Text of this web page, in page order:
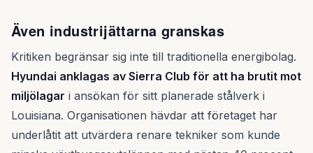
Även industrijättarna granskas
Kritiken begränsar sig inte till traditionella energibolag.
Hyundai anklagas av Sierra Club för att ha brutit mot
miljölagar i ansökan för sitt planerade stålverk i
Louisiana. Organisationen hävdar att företaget har
underlåtit att utvärdera renare tekniker som kunde